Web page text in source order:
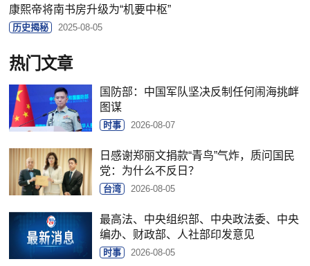
康熙帝将南书房升级为“机要中枢”
历史揭秘 2025-08-05
热门文章
国防部：中国军队坚决反制任何闹海挑衅
图谋
时事 2026-08-07
日感谢郑丽文捐款“青鸟”气炸，质问国民
党：为什么不反日？
台湾 2026-08-05
最高法、中央组织部、中央政法委、中央
编办、财政部、人社部印发意见
时事 2026-08-05